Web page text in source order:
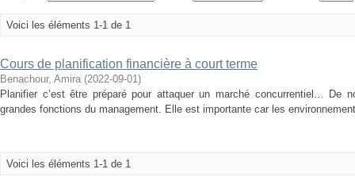
Voici les éléments 1-1 de 1
Cours de planification financière à court terme
Benachour, Amira (2022-09-01)
Planifier c’est être préparé pour attaquer un marché concurrentiel… De
grandes fonctions du management. Elle est importante car les
Voici les éléments 1-1 de 1